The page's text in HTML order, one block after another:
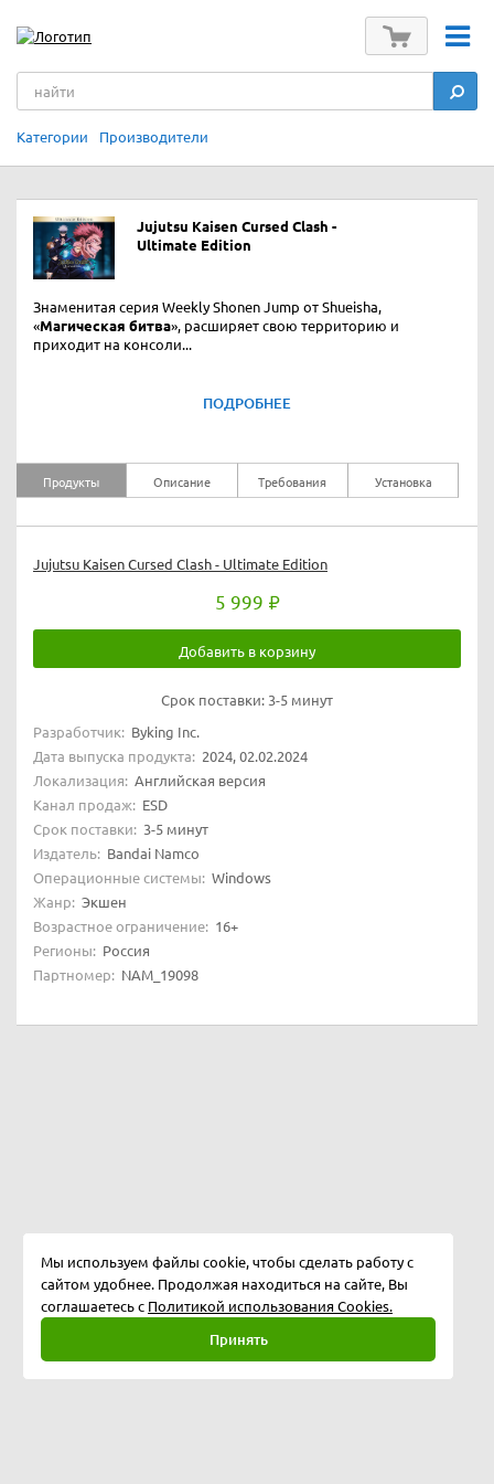
Категории Производители
Jujutsu Kaisen Cursed Clash -
Ultimate Edition
Знаменитая серия Weekly Shonen Jump от Shueisha,
«Магическая битва», расширяет свою территорию и
приходит на консоли...
ПОДРОБНЕЕ
Продукты Описание Требования Установка
Jujutsu Kaisen Cursed Clash - Ultimate Edition
5 999
Добавить в корзину
Срок поставки: 3-5 минут
Разработчик: Byking Inc.
Дата выпуска продукта: 2024, 02.02.2024
Локализация: Английская версия
Канал продаж: ESD
Срок поставки: 3-5 минут
Издатель: Bandai Namco
Операционные системы: Windows
Жанр: Экшен
Возрастное ограничение: 16+
Регионы: Россия
Партномер: NAM_19098
Мы используем файлы cookie, чтобы сделать работу с
сайтом удобнее. Продолжая находиться на сайте, Вы
соглашаетесь с Политикой использования Cookies.
Принять